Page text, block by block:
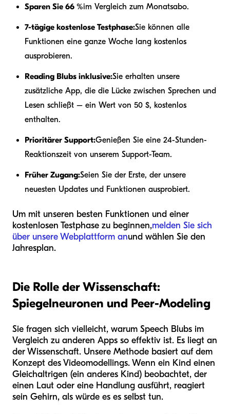
Sparen Sie 66 %im Vergleich zum Monatsabo.
7-tägige kostenlose Testphase:Sie können alle
Funktionen eine ganze Woche lang kostenlos
ausprobieren.
Reading Blubs inklusive:Sie erhalten unsere
zusätzliche App, die die Lücke zwischen Sprechen und
Lesen schließt – ein Wert von 50 $, kostenlos
enthalten.
Prioritärer Support:Genießen Sie eine 24-Stunden-
Reaktionszeit von unserem Support-Team.
Früher Zugang:Seien Sie der Erste, der unsere
neuesten Updates und Funktionen ausprobiert.
Um mit unseren besten Funktionen und einer
kostenlosen Testphase zu beginnen,melden Sie sich
über unsere Webplattform anund wählen Sie den
Jahresplan.
Die Rolle der Wissenschaft:
Spiegelneuronen und Peer-Modeling
Sie fragen sich vielleicht, warum Speech Blubs im
Vergleich zu anderen Apps so effektiv ist. Es liegt an
der Wissenschaft. Unsere Methode basiert auf dem
Konzept des Videomodellings. Wenn ein Kind einen
Gleichaltrigen (ein anderes Kind) beobachtet, der
einen Laut oder eine Handlung ausführt, reagiert
sein Gehirn, als würde es es selbst tun.